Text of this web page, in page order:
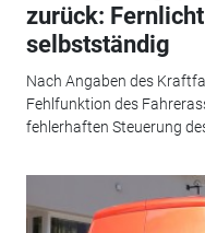
zurück:
selbstständig
Nach Angaben des
Fehlfunktion des
fehlerhaften Steuerung